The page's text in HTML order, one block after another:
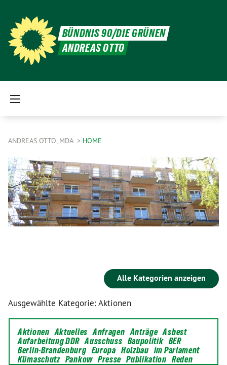
BÜNDNIS 90/DIE GRÜNEN
ANDREAS OTTO
ANDREAS OTTO, MDA HOME
Alle Kategorien anzeigen
Ausgewählte Kategorie: Aktionen
Aktionen Aktuelles Anfragen Anträge Asbest
Aufarbeitung DDR Ausschuss Baupolitik BER
Berlin-Brandenburg Europa Holzbau im Parlament
Klimaschutz Pankow Presse Publikation Reden